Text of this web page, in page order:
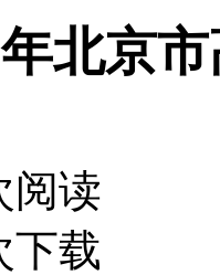
北京
阅读
下载